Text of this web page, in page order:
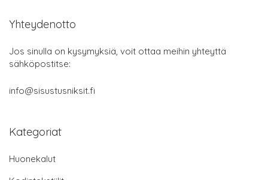
Yhteydenotto
Jos sinulla on kysymyksiä, voit ottaa meihin yhteyttä
sähköpostitse:
info@sisustusniksit.fi
Kategoriat
Huonekalut